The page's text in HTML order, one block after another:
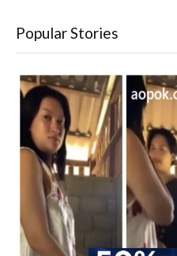
Popular Stories